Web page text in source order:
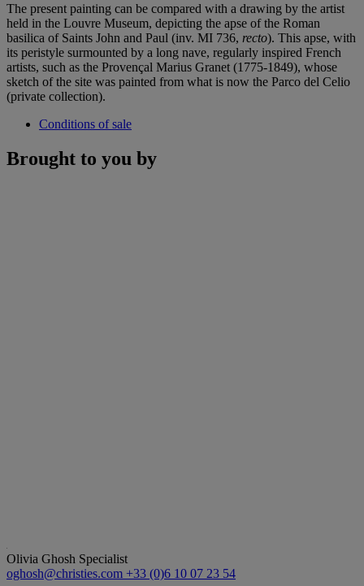
The present painting can be compared with a drawing by the artist
held in the Louvre Museum, depicting the apse of the Roman
basilica of Saints John and Paul (inv. MI 736, recto). This apse, with
its peristyle surmounted by a long nave, regularly inspired French
artists, such as the Provençal Marius Granet (1775-1849), whose
sketch of the site was painted from what is now the Parco del Celio
(private collection).
Conditions of sale
Brought to you by
Olivia Ghosh Specialist
oghosh@christies.com +33 (0)6 10 07 23 54